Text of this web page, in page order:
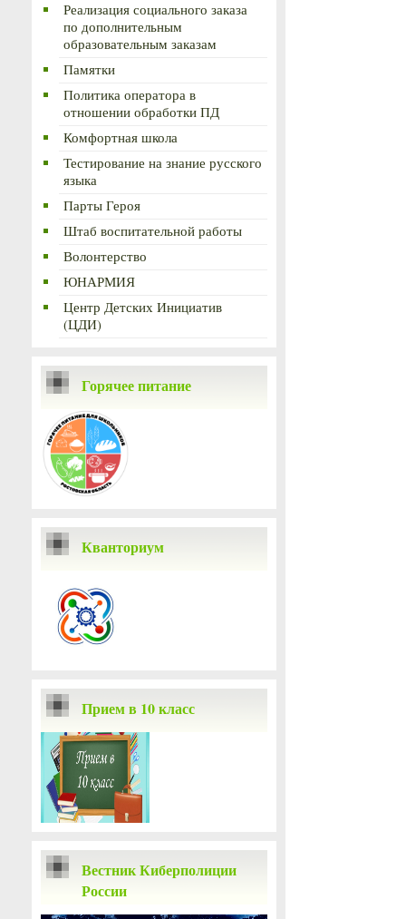
Реализация социального заказа
по дополнительным
образовательным заказам
Памятки
Политика оператора в
отношении обработки ПД
Комфортная школа
Тестирование на знание русского
языка
Парты Героя
Штаб воспитательной работы
Волонтерство
ЮНАРМИЯ
Центр Детских Инициатив
(ЦДИ)
Горячее питание
Кванториум
Прием в 10 класс
Вестник Киберполиции
России